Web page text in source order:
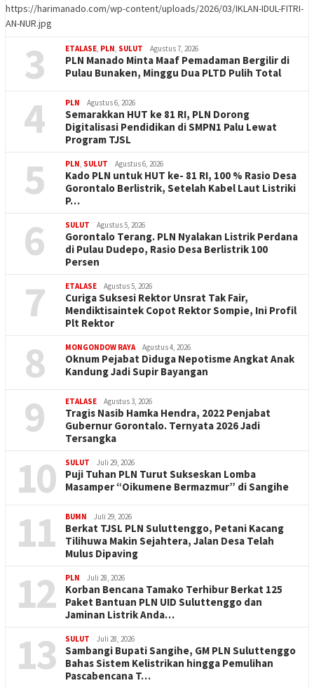
https://harimanado.com/wp-content/uploads/2026/03/IKLAN-IDUL-FITRI-
AN-NUR.jpg
3 ETALASE, PLN, SULUT Agustus 7, 2026
PLN Manado Minta Maaf Pemadaman Bergilir di
Pulau Bunaken, Minggu Dua PLTD Pulih Total
4 PLN Agustus 6, 2026
Semarakkan HUT ke 81 RI, PLN Dorong
Digitalisasi Pendidikan di SMPN1 Palu Lewat
Program TJSL
5 PLN, SULUT Agustus 6, 2026
Kado PLN untuk HUT ke- 81 RI, 100 % Rasio Desa
Gorontalo Berlistrik, Setelah Kabel Laut Listriki
P…
6 SULUT Agustus 5, 2026
Gorontalo Terang. PLN Nyalakan Listrik Perdana
di Pulau Dudepo, Rasio Desa Berlistrik 100
Persen
7 ETALASE Agustus 5, 2026
Curiga Suksesi Rektor Unsrat Tak Fair,
Mendiktisaintek Copot Rektor Sompie, Ini Profil
Plt Rektor
8 MONGONDOW RAYA Agustus 4, 2026
Oknum Pejabat Diduga Nepotisme Angkat Anak
Kandung Jadi Supir Bayangan
9 ETALASE Agustus 3, 2026
Tragis Nasib Hamka Hendra, 2022 Penjabat
Gubernur Gorontalo. Ternyata 2026 Jadi
Tersangka
10 SULUT Juli 29, 2026
Puji Tuhan PLN Turut Sukseskan Lomba
Masamper “Oikumene Bermazmur” di Sangihe
11 BUMN Juli 29, 2026
Berkat TJSL PLN Suluttenggo, Petani Kacang
Tilihuwa Makin Sejahtera, Jalan Desa Telah
Mulus Dipaving
12 PLN Juli 28, 2026
Korban Bencana Tamako Terhibur Berkat 125
Paket Bantuan PLN UID Suluttenggo dan
Jaminan Listrik Anda…
13 SULUT Juli 28, 2026
Sambangi Bupati Sangihe, GM PLN Suluttenggo
Bahas Sistem Kelistrikan hingga Pemulihan
Pascabencana T…